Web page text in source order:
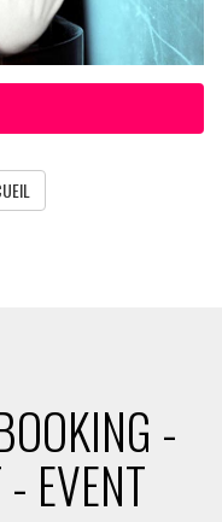
-
EVENT